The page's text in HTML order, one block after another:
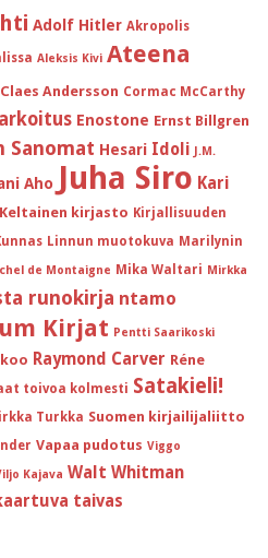
Adolf Hitler Akropolis
Aleksis Kivi Ateena
Claes Andersson Cormac McCarthy
Enostone Ernst Billgren
Sanomat Hesari Idoli J.M.
Aho Juha Siro Kari
Keltainen kirjasto Kirjallisuuden
Linnun muotokuva Marilynin
de Montaigne Mika Waltari Mirkka
runokirja ntamo
Kirjat Pentti Saarikoski
Raymond Carver Réne
toivoa kolmesti Satakieli!
Turkka Suomen kirjailijaliitto
Vapaa pudotus Viggo
Kajava Walt Whitman
taivas